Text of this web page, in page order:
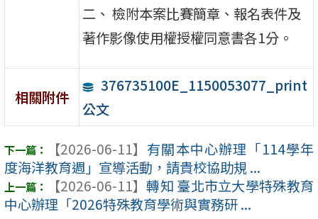
二、 檢附本案比賽簡章、報名表件及
著作影像使用權授權同意書各1分。
相關附件
376735100E_1150053077_print
公文
【2026-06-11】 有關本中心辦理「114學年
度海洋教育週」宣導活動，請貴校協助規 ...
【2026-06-11】 轉知 臺北市立大學特殊教育
中心辦理「2026特殊教育學術與實務研 ...